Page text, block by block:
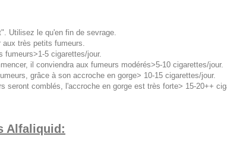
Utilisez le qu'en fin de sevrage.
très petits fumeurs.
fumeurs>1-5 cigarettes/jour.
il conviendra aux fumeurs modérés>5-10 cigarettes/jour.
grâce à son accroche en gorge> 10-15 cigarettes/jour.
seront comblés, l'accroche en gorge est très forte> 15-20++
Alfaliquid: